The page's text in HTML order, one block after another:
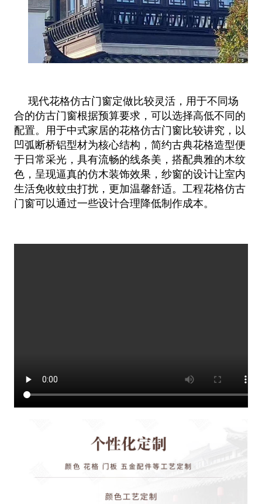
现代花格仿古门窗定做比较灵活，用于不同场
合的仿古门窗根据预算要求，可以选择高低不同的
配置。用于中式家居的花格仿古门窗比较讲究，以
凹弧断桥铝型材为核心结构，简约古典花格造型便
于日常采光，具有流畅的线条美，搭配典雅的木纹
色，呈现逼真的仿木装饰效果，纱窗的设计让室内
生活免收蚊虫打扰，更加温馨舒适。工程花格仿古
门窗可以通过一些设计合理降低制作成本。